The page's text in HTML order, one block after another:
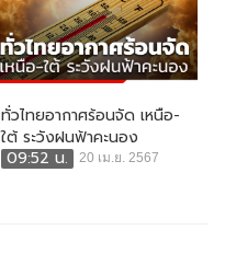
ทั่วไทยอากาศร้อนจัด เหนือ-
ใต้ ระวังฝนฟ้าคะนอง
09:52 น.
20 เม.ย. 2567